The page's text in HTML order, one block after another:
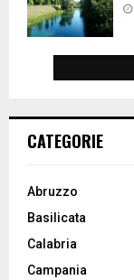
CATEGORIE
Abruzzo
Basilicata
Calabria
Campania